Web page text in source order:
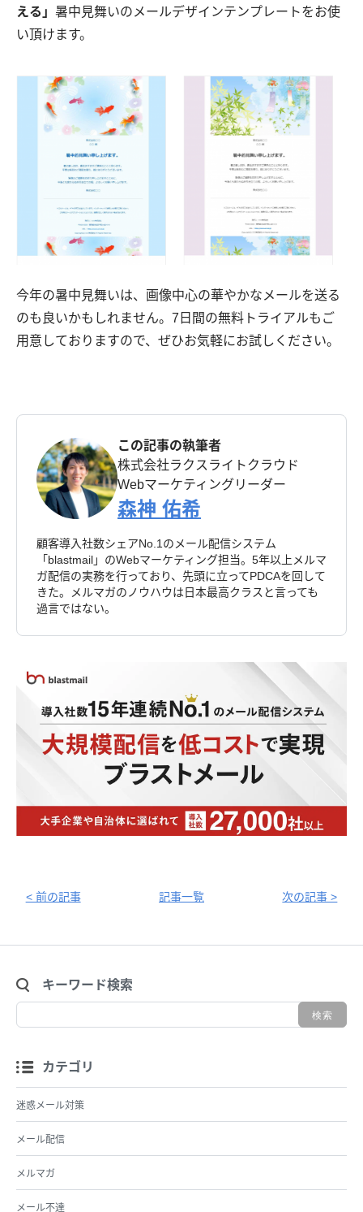
える」 暑中見舞いのメールデザインテンプレートをお使
い頂けます。
今年の暑中見舞いは、画像中心の華やかなメールを送る
のも良いかもしれません。7日間の無料トライアルもご
用意しておりますので、ぜひお気軽にお試しください。
この記事の執筆者
株式会社ラクスライトクラウド
Webマーケティングリーダー
森神 佑希
顧客導入社数シェアNo.1のメール配信システム
「blastmail」のWebマーケティング担当。5年以上メルマ
ガ配信の実務を行っており、先頭に立ってPDCAを回して
きた。メルマガのノウハウは日本最高クラスと言っても
過言ではない。
< 前の記事 記事一覧 次の記事 >
キーワード検索
カテゴリ
迷惑メール対策
メール配信
メルマガ
メール不達